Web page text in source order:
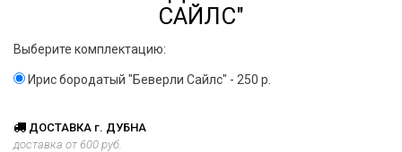
САЙЛС"
Выберите комплектацию:
Ирис бородатый "Беверли Сайлс" - 250 р.
ДОСТАВКА г. ДУБНА
доставка от 600 руб.